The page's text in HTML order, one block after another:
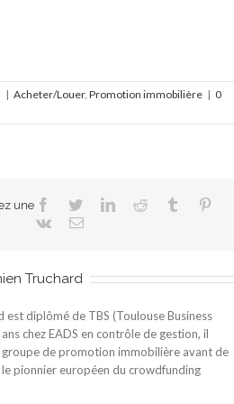
| Acheter/Louer, Promotion immobilière | 0
une
Facebook
TwitterLinkedInReddit Tumblr
Vk
Email
Truchard
est diplômé de TBS (Toulouse Business
chez EADS en contrôle de gestion, il
de promotion immobilière avant de
pionnier européen du crowdfunding